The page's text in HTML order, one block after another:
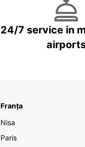
24/7 service in
Franța
Nisa
Paris